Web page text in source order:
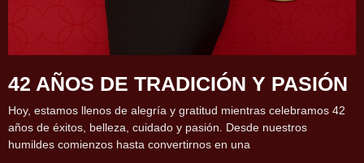
42 AÑOS DE TRADICIÓN Y PASIÓN
Hoy, estamos llenos de alegría y gratitud mientras celebramos 42
años de éxitos, belleza, cuidado y pasión. Desde nuestros
humildes comienzos hasta convertirnos en una